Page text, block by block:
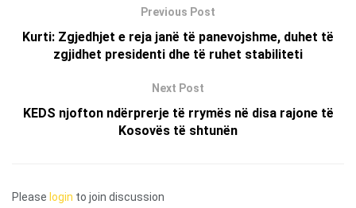
Previous Post
Kurti: Zgjedhjet e reja janë të panevojshme, duhet të
zgjidhet presidenti dhe të ruhet stabiliteti
Next Post
KEDS njofton ndërprerje të rrymës në disa rajone të
Kosovës të shtunën
Please login to join discussion